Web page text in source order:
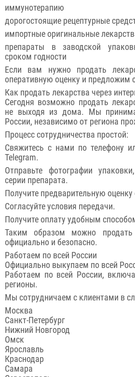
иммунотерапию
дорогостоящие рецептурные
импортные оригинальные
препараты в заводской
сроком годности
Если вам нужно продать
оперативную оценку и предложим
Как продать лекарства через
Сегодня возможно продать
не выходя из дома. Мы
России, независимо от региона
Процесс сотрудничества простой:
Свяжитесь с нами по телефону
Telegram.
Отправьте фотографии
серии препарата.
Получите предварительную
Согласуйте условия передачи.
Получите оплату удобным
Таким образом можно продать
официально и безопасно.
Работаем по всей России
Официально выкупаем по всей
Работаем по всей России,
регионы.
Мы сотрудничаем с клиентами в
Москва
Санкт-Петербург
Нижний Новгород
Омск
Ярославль
Краснодар
Самара